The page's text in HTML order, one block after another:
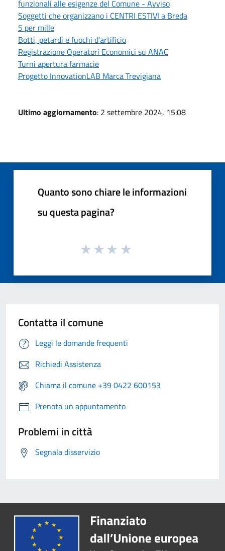
funzionali alle esigenze del Comune - Avviso
Soggetti che organizzano i CENTRI ESTIVI a Breda
5 per mille
Botti, petardi e fuochi d’artificio
Registrazione Operatori Economici su ANAC
Turni apertura farmacie
Progetto InnovationLAB Marca Trevigiana
Ultimo aggiornamento: 2 settembre 2024, 15:08
Quanto sono chiare le informazioni
su questa pagina?
Contatta il comune
Leggi le domande frequenti
Richiedi Assistenza
Chiama il comune +39 0422 600153
Prenota un appuntamento
Problemi in città
Segnala disservizio